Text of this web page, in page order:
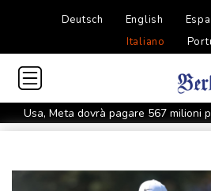
Deutsch English
Italiano
Usa, Meta dovrà pagare 567 milioni
Usa, Meta dovrà pagare 567 milioni